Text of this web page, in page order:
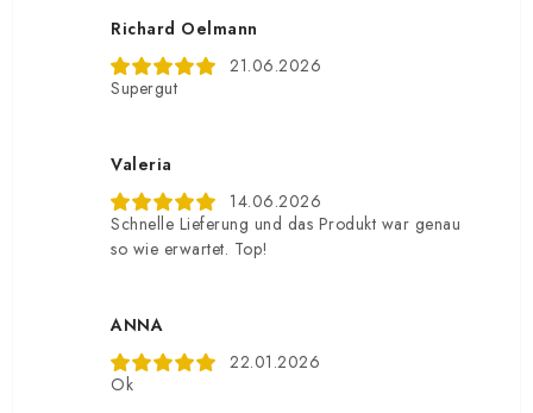
Richard Oelmann
21.06.2026
Supergut
Valeria
14.06.2026
Schnelle Lieferung und das Produkt war genau
so wie erwartet. Top!
ANNA
22.01.2026
Ok